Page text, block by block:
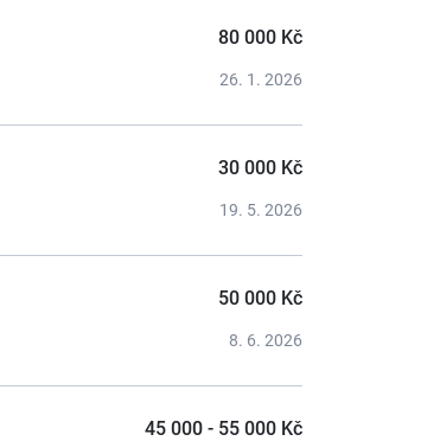
80 000 Kč
26. 1. 2026
30 000 Kč
19. 5. 2026
50 000 Kč
8. 6. 2026
45 000 - 55 000 Kč